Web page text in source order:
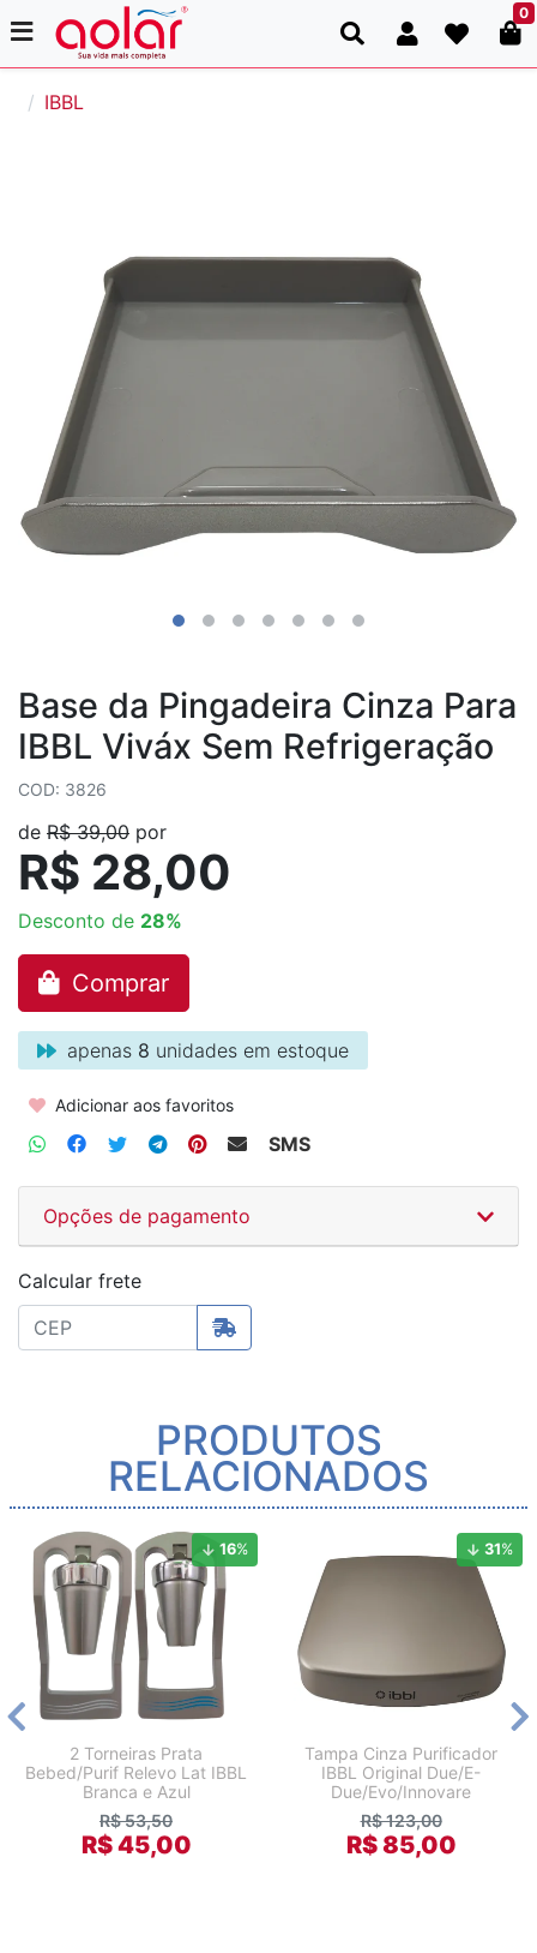
0
IBBL
Base da Pingadeira Cinza Para
IBBL Viváx Sem Refrigeração
COD: 3826
de R$ 39,00 por
R$ 28,00
Desconto de 28%
Comprar
apenas 8 unidades em estoque
Adicionar aos favoritos
SMS
Opções de pagamento
Calcular frete
PRODUTOS
RELACIONADOS
16%
2 Torneiras Prata
Bebed/Purif Relevo Lat IBBL
Branca e Azul
R$ 53,50
R$ 45,00
31%
Tampa Cinza Purificador
IBBL Original Due/E-
Due/Evo/Innovare
R$ 123,00
R$ 85,00